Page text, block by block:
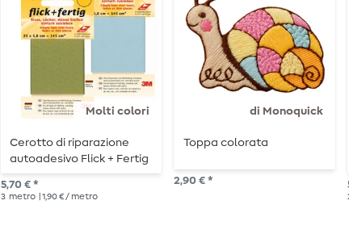
Molti colori
Cerotto di riparazione
autoadesivo Flick + Fertig
5,8 x 25 cm
5,70 € *
3 metro | 1,90 € / metro
di Monoquick
Toppa colorata
2,90 € *